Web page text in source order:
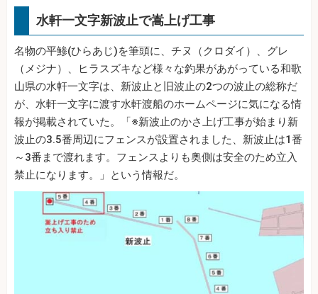
水軒一文字新波止で嵩上げ工事
名物の平鯵(ひらあじ)を筆頭に、チヌ（クロダイ）、グレ
（メジナ）、ヒラスズキなど様々な釣果があがっている和歌
山県の水軒一文字は、新波止と旧波止の2つの波止の総称だ
が、水軒一文字に渡す水軒渡船のホームページに気になる情
報が掲載されていた。「※新波止のかさ上げ工事が始まり新
波止の3.5番周辺にフェンスが設置されました、新波止は1番
～3番まで渡れます。フェンスよりも奥側は安全のため立入
禁止になります。」という情報だ。